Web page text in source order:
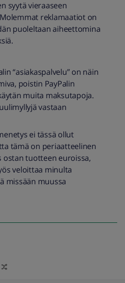
syytä vieraaseen
reklamaatiot on
puoleltaan aiheettomina
“asiakaspalvelu” on näin
poistin PayPalin
muita maksutapoja.
vastaan
ei tässä ollut
tämä on periaatteelinen
ostan tuotteen euroissa,
veloittaa minulta
missään muussa